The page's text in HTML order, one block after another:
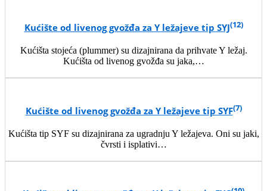
Kućište od livenog gvožđa za Y ležajeve tip SYJ(12)
Kućišta stojeća (plummer) su dizajnirana da prihvate Y ležaj.
Kućišta od livenog gvožđa su jaka,…
Kućište od livenog gvožđa za Y ležajeve tip SYF(7)
Kućišta tip SYF su dizajnirana za ugradnju Y ležajeva. Oni su jaki,
čvrsti i isplativi…